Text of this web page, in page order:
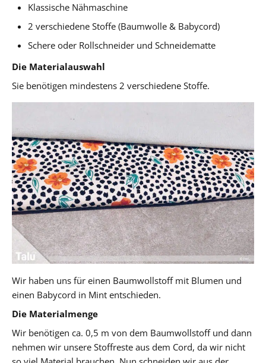
Klassische Nähmaschine
2 verschiedene Stoffe (Baumwolle & Babycord)
Schere oder Rollschneider und Schneidematte
Die Materialauswahl
Sie benötigen mindestens 2 verschiedene Stoffe.
Wir haben uns für einen Baumwollstoff mit Blumen und
einen Babycord in Mint entschieden.
Die Materialmenge
Wir benötigen ca. 0,5 m von dem Baumwollstoff und dann
nehmen wir unsere Stoffreste aus dem Cord, da wir nicht